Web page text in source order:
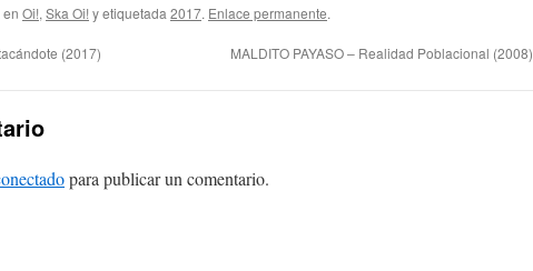
Oi!, Ska Oi! y etiquetada 2017. Enlace permanente.
(2017) MALDITO PAYASO – Realidad Poblacional (2008)
para publicar un comentario.